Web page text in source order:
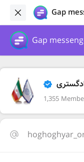
Gap
Gap
1,355